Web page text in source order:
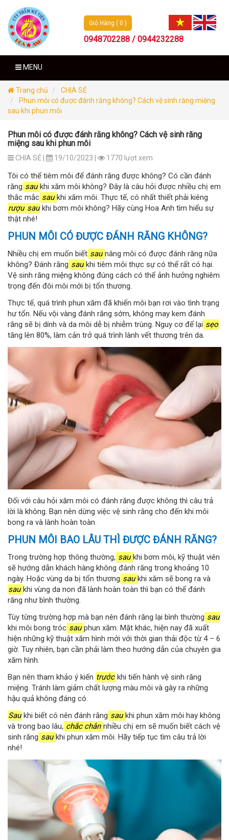
Giỏ Hàng ( 0 )
0948702288 / 0944232288
MENU
Trang chủ
CHIA SẺ
Phun môi có được đánh răng không? Cách vệ sinh răng miệng
sau khi phun môi
Phun môi có được đánh răng không? Cách vệ sinh răng
miệng sau khi phun môi
CHIA SẺ | 19/10/2023 | 1770 lượt xem
Tôi có thể tiêm môi để đánh răng được không? Có cần đánh
răng saukhi xăm môi không? Đây là câu hỏi được nhiều chị em
thắc mắc saukhi xăm môi. Thực tế, có nhất thiết phải kiêng
rượu saukhi bơm môi không? Hãy cùng Hoa Anh tìm hiểu sự
thật nhé!
PHUN MÔI CÓ ĐƯỢC ĐÁNH RĂNG KHÔNG?
Nhiều chị em muốn biết saunâng môi có được đánh răng nữa
không? Đánh răng saukhi tiêm môi thực sự có thể rất có hại.
Vệ sinh răng miệng không đúng cách có thể ảnh hưởng nghiêm
trọng đến đôi môi mới bị tổn thương.
Thực tế, quá trình phun xăm đã khiến môi bạn rơi vào tình trạng
hư tổn. Nếu vội vàng đánh răng sớm, không may kem đánh
răng sẽ bị dính và da môi dễ bị nhiễm trùng. Nguy cơ để lại sẹo
tăng lên 80%, làm cản trở quá trình lành vết thương trên da.
Đối với câu hỏi xăm môi có đánh răng được không thì câu trả
lời là không. Bạn nên dừng việc vệ sinh răng cho đến khi môi
bong ra và lành hoàn toàn.
PHUN MÔI BAO LÂU THÌ ĐƯỢC ĐÁNH RĂNG?
Trong trường hợp thông thường, saukhi bơm môi, kỹ thuật viên
sẽ hướng dẫn khách hàng không đánh răng trong khoảng 10
ngày. Hoặc vùng da bị tổn thương saukhi xăm sẽ bong ra và
saukhi vùng da non đã lành hoàn toàn thì bạn có thể đánh
răng như bình thường.
Tùy từng trường hợp mà bạn nên đánh răng lại bình thường sau
khi môi bong tróc sauphun xăm. Mặt khác, hiện nay đã xuất
hiện những kỹ thuật xăm hình mới với thời gian thải độc từ 4 – 6
giờ. Tuy nhiên, bạn cần phải làm theo hướng dẫn của chuyên gia
xăm hình.
Bạn nên tham khảo ý kiến ​​ trước khi tiến hành vệ sinh răng
miệng. Tránh làm giảm chất lượng màu môi và gây ra những
hậu quả không đáng có.
Saukhi biết có nên đánh răng saukhi phun xăm môi hay không
và trong bao lâu, chắc chắn nhiều chị em sẽ muốn biết cách vệ
sinh răng saukhi phun xăm môi. Hãy tiếp tục tìm câu trả lời
nhé!